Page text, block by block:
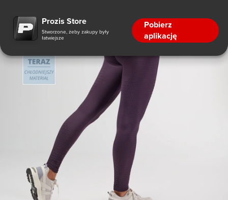
Prozis Store
Stworzone, żeby zakupy były
łatwiejsze
Pobierz
aplikację